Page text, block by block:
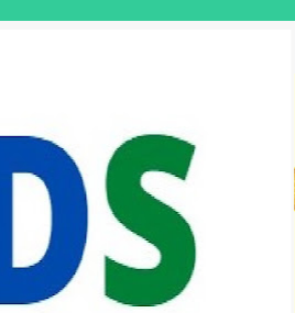
ಉಪಯುಕ್ತ